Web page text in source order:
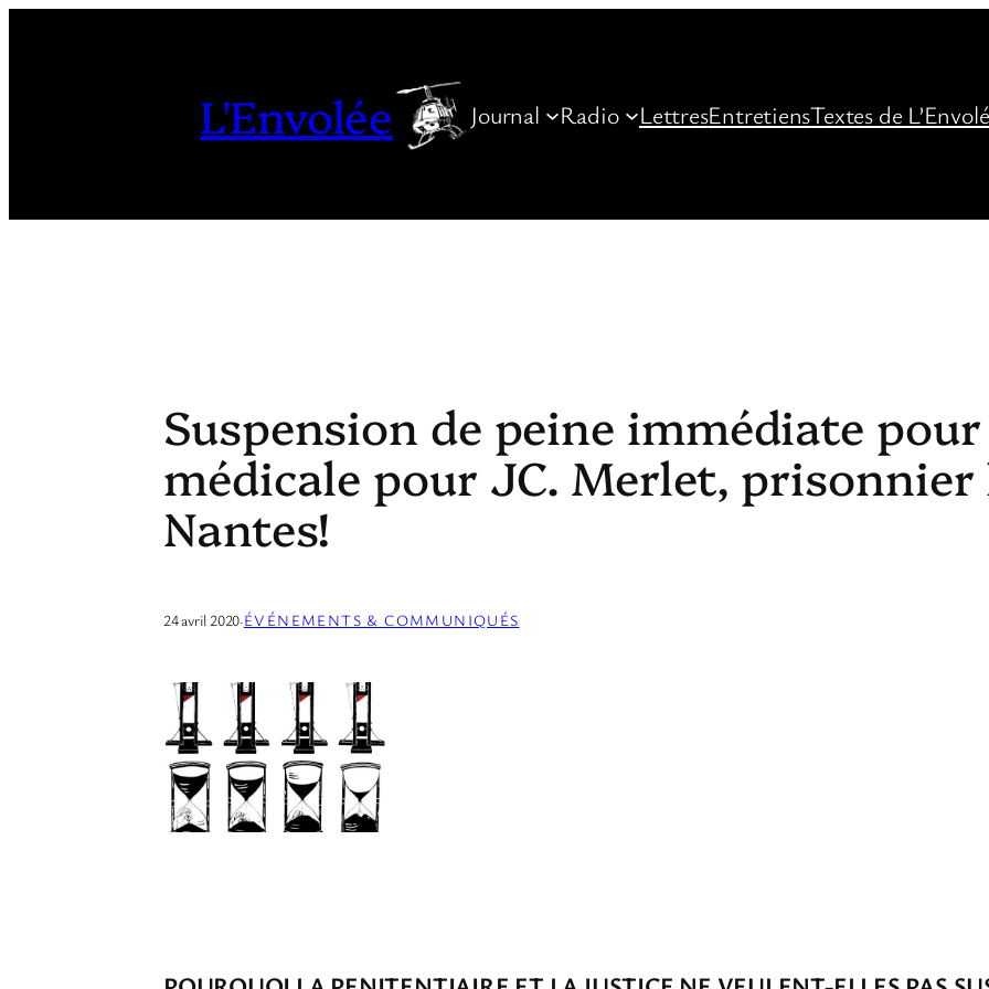
L'Envolée Journal Radio LettresEntretiensTextes de
Suspension de peine immédiate
médicale pour JC. Merlet, prisonnier
Nantes!
24 avril 2020·ÉVÉNEMENTS & COMMUNIQUÉS